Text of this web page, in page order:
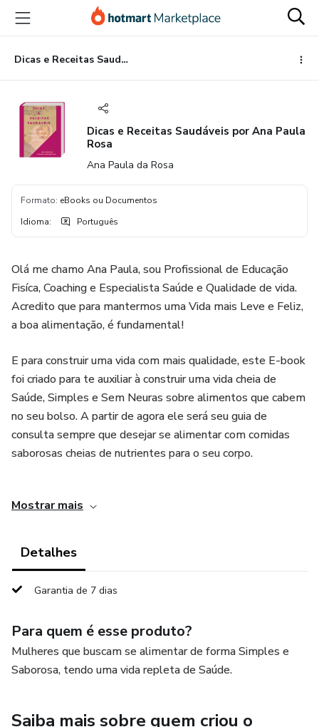
para
conteúdo
principal
para
pagamento
para
rodapé
Dicas e Receitas Saudáveis por Ana Paula Rosa
Dicas e Receitas Saudáveis por Ana Paula
Rosa
Ana Paula da Rosa
Formato: eBooks ou Documentos
Idioma: Português
Olá me chamo Ana Paula, sou Profissional de Educação
Fisíca, Coaching e Especialista Saúde e Qualidade de vida.
Acredito que para mantermos uma Vida mais Leve e Feliz,
a boa alimentação, é fundamental!
E para construir uma vida com mais qualidade, este E-book
foi criado para te auxiliar à construir uma vida cheia de
Saúde, Simples e Sem Neuras sobre alimentos que cabem
no seu bolso. A partir de agora ele será seu guia de
consulta sempre que desejar se alimentar com comidas
saborosas cheias de nutrientes para o seu corpo.
Corpo, sua Mente e Espirito!
Sempre consulte um profissional da saúde para tratar de
Mostrar mais
Detalhes
Garantia de 7 dias
Para quem é esse produto?
Mulheres que buscam se alimentar de forma Simples e
Saborosa, tendo uma vida repleta de Saúde.
Saiba mais sobre quem criou o